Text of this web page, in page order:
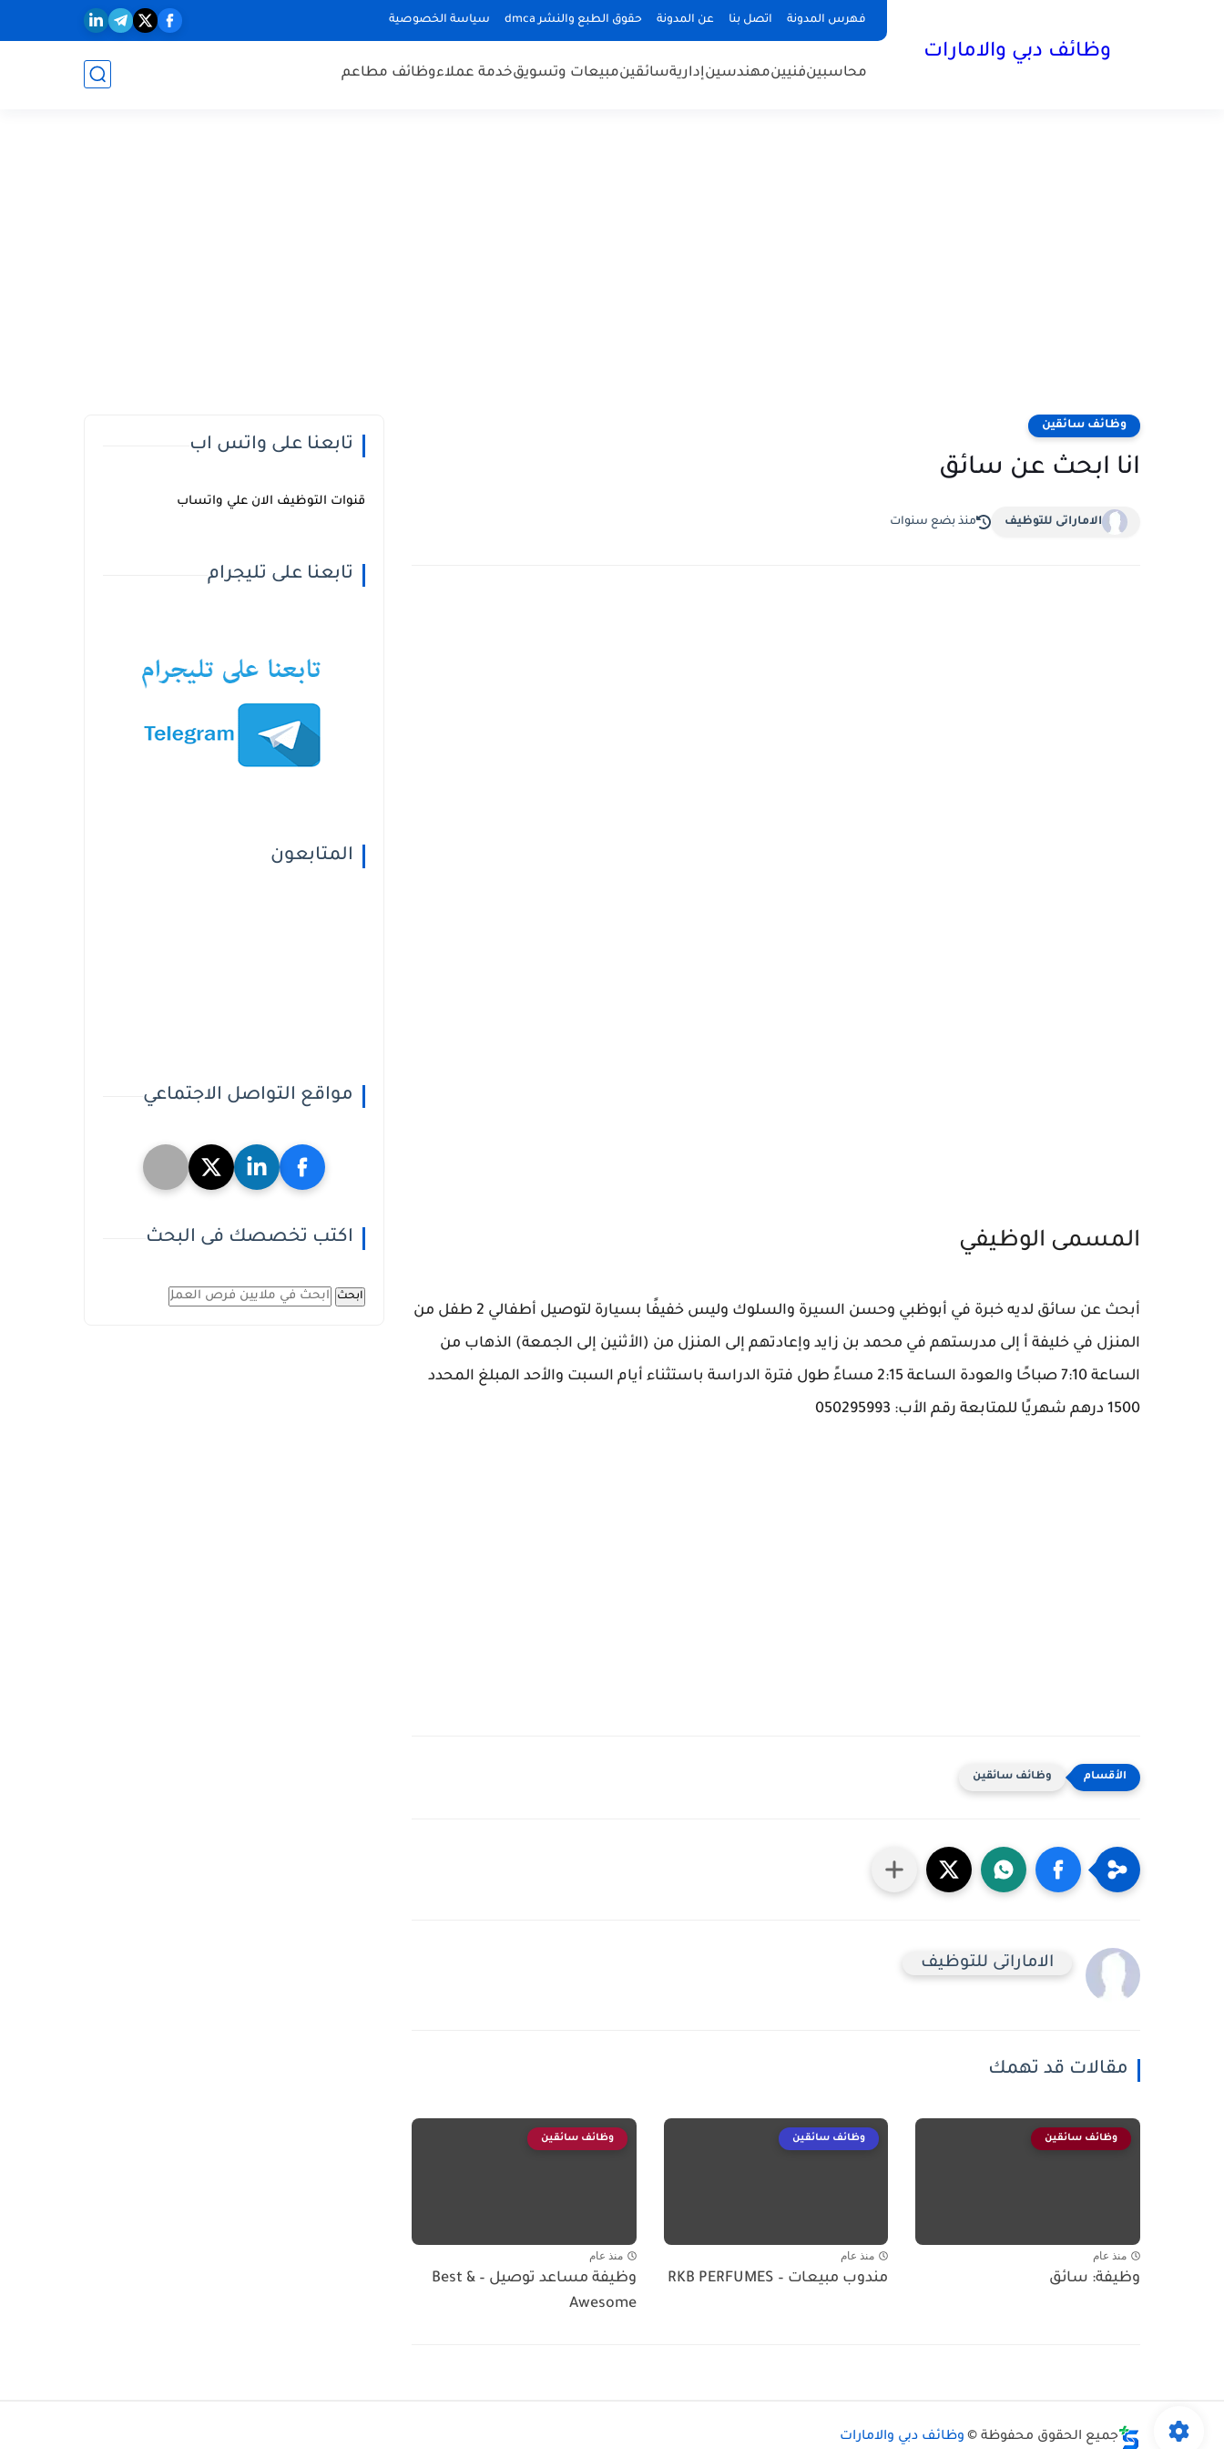
فهرس المدونة اتصل بنا عن المدونة حقوق الطبع والنشر dmca سياسة الخصوصية
وظائف دبي والامارات
محاسبينفنيينمهندسينإداريةسائقينمبيعات وتسويقخدمة عملاءوظائف مطاعم
وظائف سائقين
انا ابحث عن سائق
الاماراتى للتوظيف منذ بضع سنوات
المسمى الوظيفي
أبحث عن سائق لديه خبرة في أبوظبي وحسن السيرة والسلوك وليس خفيفًا بسيارة لتوصيل أطفالي 2 طفل من
المنزل في خليفة أ إلى مدرستهم في محمد بن زايد وإعادتهم إلى المنزل من (الأثنين إلى الجمعة) الذهاب من
الساعة 7:10 صباحًا والعودة الساعة 2:15 مساءً طول فترة الدراسة باستثناء أيام السبت والأحد المبلغ المحدد
1500 درهم شهريًا للمتابعة رقم الأب: 050295993
وظائف سائقين
الاماراتى للتوظيف
مقالات قد تهمك
وظائف سائقين
منذ عام
وظيفة: سائق
وظائف سائقين
منذ عام
مندوب مبيعات – RKB PERFUMES
وظائف سائقين
منذ عام
وظيفة مساعد توصيل – Best &
Awesome
تابعنا على واتس اب
قنوات التوظيف الان علي واتساب
تابعنا على تليجرام
المتابعون
مواقع التواصل الاجتماعي
اكتب تخصصك فى البحث
ابحث
جميع الحقوق محفوظة © وظائف دبي والامارات